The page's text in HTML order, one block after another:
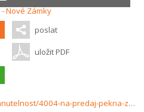
poslat
uložit PDF
https://www.reality-trinity.sk/nehnutelnost/4004-na-predaj-pekna-zahrada-v-novych-zamkoch